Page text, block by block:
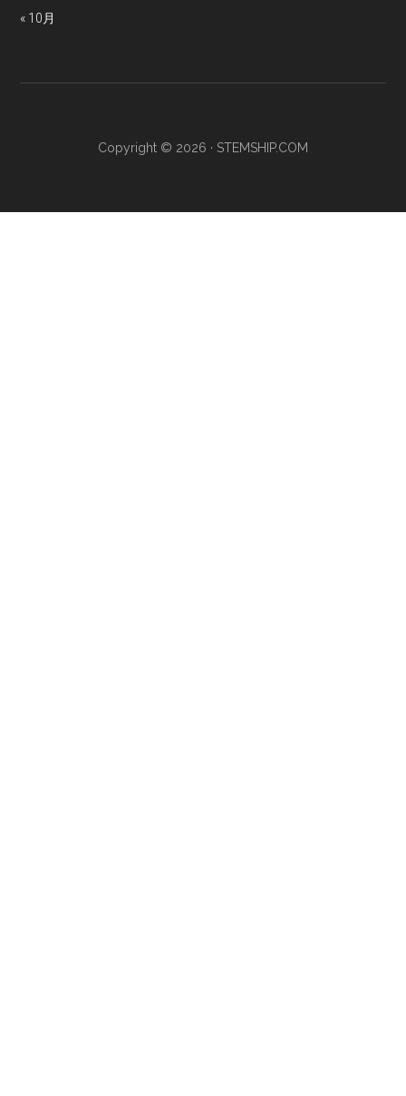
« 10月
Copyright © 2026 · STEMSHIP.COM